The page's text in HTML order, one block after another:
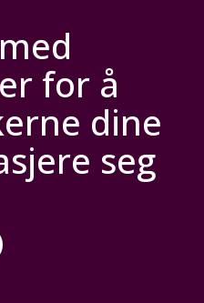
for å
dine
seg